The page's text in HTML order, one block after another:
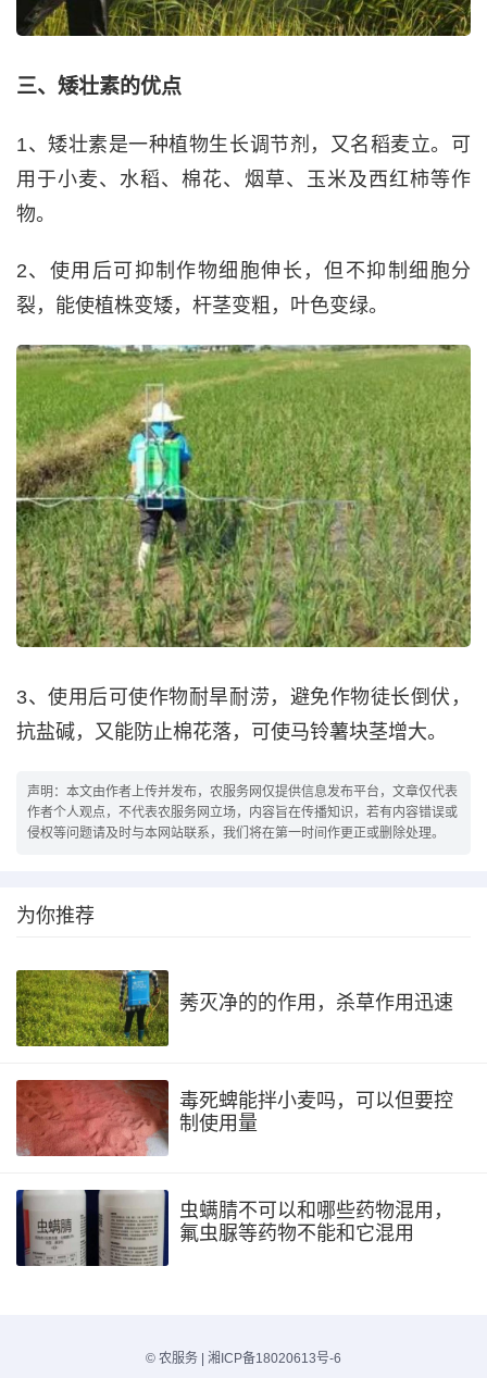
三、矮壮素的优点
1、矮壮素是一种植物生长调节剂，又名稻麦立。可
用于小麦、水稻、棉花、烟草、玉米及西红柿等作
物。
2、使用后可抑制作物细胞伸长，但不抑制细胞分
裂，能使植株变矮，杆茎变粗，叶色变绿。
3、使用后可使作物耐旱耐涝，避免作物徒长倒伏，
抗盐碱，又能防止棉花落，可使马铃薯块茎增大。
声明：本文由作者上传并发布，农服务网仅提供信息发布平台，文章仅代表
作者个人观点，不代表农服务网立场，内容旨在传播知识，若有内容错误或
侵权等问题请及时与本网站联系，我们将在第一时间作更正或删除处理。
为你推荐
莠灭净的的作用，杀草作用迅速
毒死蜱能拌小麦吗，可以但要控
制使用量
虫螨腈不可以和哪些药物混用，
氟虫脲等药物不能和它混用
© 农服务 湘ICP备18020613号-6